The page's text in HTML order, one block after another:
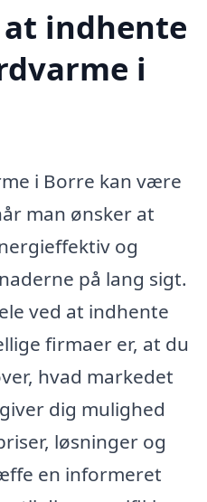
at indhente
i
i Borre kan være
man ønsker at
og
på lang sigt.
ved at indhente
firmaer er, at du
hvad markedet
dig mulighed
løsninger og
en informeret